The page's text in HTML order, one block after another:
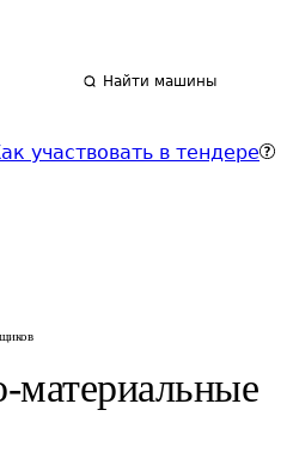
Найти машины
участвовать в тендере